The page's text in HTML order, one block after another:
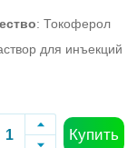
: Токоферол
для инъекций
Купить